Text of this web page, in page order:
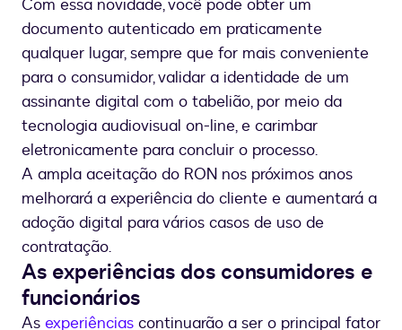
Com essa novidade, você pode obter um
documento autenticado em praticamente
qualquer lugar, sempre que for mais conveniente
para o consumidor, validar a identidade de um
assinante digital com o tabelião, por meio da
tecnologia audiovisual on-line, e carimbar
eletronicamente para concluir o processo.
A ampla aceitação do RON nos próximos anos
melhorará a experiência do cliente e aumentará a
adoção digital para vários casos de uso de
contratação.
As experiências dos consumidores e
funcionários
As experiências continuarão a ser o principal fator